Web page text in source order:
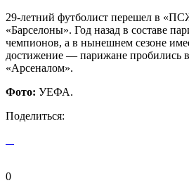
29-летний футболист перешел в
«Барселоны». Год назад в составе
чемпионов, а в нынешнем сезоне
достижение — парижане пробились в
«Арсеналом».
Фото: УЕФА.
Поделиться:
0